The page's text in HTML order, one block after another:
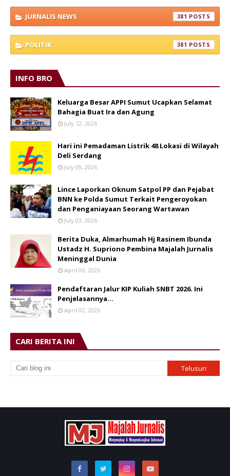
JURNALIS NEWS 381
POLITIK 381
INFO BRO
Keluarga Besar APPI Sumut Ucapkan Selamat
Bahagia Buat Ira dan Agung
July 12, 2026
Hari ini Pemadaman Listrik 48 Lokasi di Wilayah
Deli Serdang
July 09, 2026
Lince Laporkan Oknum Satpol PP dan Pejabat
BNN ke Polda Sumut Terkait Pengeroyokan
dan Penganiayaan Seorang Wartawan
July 03, 2026
Berita Duka, Almarhumah Hj Rasinem Ibunda
Ustadz H. Supriono Pembina Majalah Jurnalis
Meninggal Dunia
April 06, 2026
Pendaftaran Jalur KIP Kuliah SNBT 2026. Ini
Penjelasannya…
April 02, 2026
CARI BERITA INI